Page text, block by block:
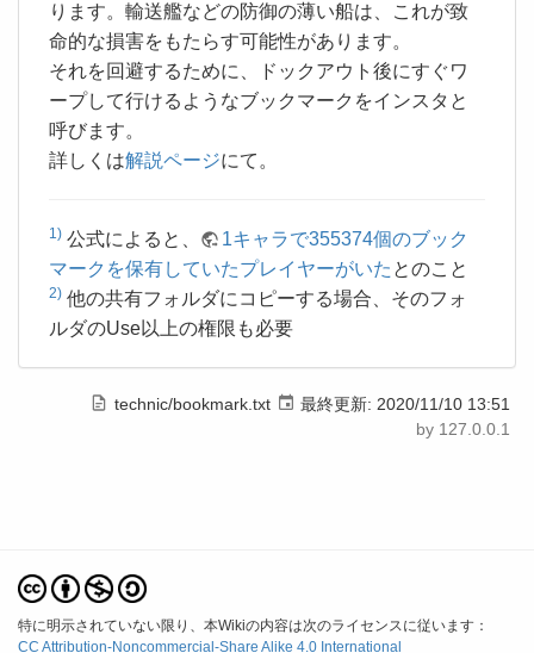
ります。輸送艦などの防御の薄い船は、これが致
命的な損害をもたらす可能性があります。
それを回避するために、ドックアウト後にすぐワ
ープして行けるようなブックマークをインスタと
呼びます。
詳しくは解説ページにて。
1) 公式によると、
1キャラで355374個のブック
マークを保有していたプレイヤーがいた とのこと
2) 他の共有フォルダにコピーする場合、そのフォ
ルダのUse以上の権限も必要
technic/bookmark.txt 最終更新: 2020/11/10 13:51
by 127.0.0.1
特に明示されていない限り、本Wikiの内容は次のライセンスに従います：
CC Attribution-Noncommercial-Share Alike 4.0 International